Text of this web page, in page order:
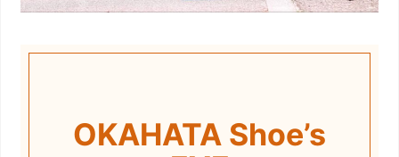
OKAHATA Shoe’s